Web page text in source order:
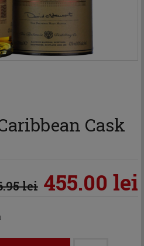
Cask
lei 455.00 lei